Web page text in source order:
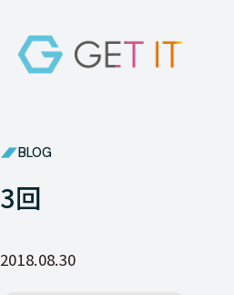
BLOG
3回
2018.08.30